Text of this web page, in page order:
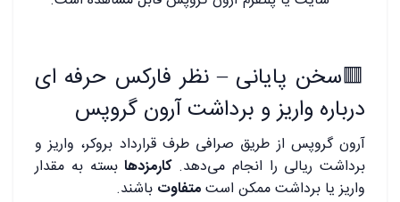
🟥سخن پایانی – نظر فارکس حرفه ای
درباره واریز و برداشت آرون گروپس
آرون گروپس از طریق صرافی طرف قرارداد بروکر، واریز و
برداشت ریالی را انجام می‌دهد.کارمزدهابسته به مقدار
واریز یا برداشت ممکن استمتفاوت باشند.